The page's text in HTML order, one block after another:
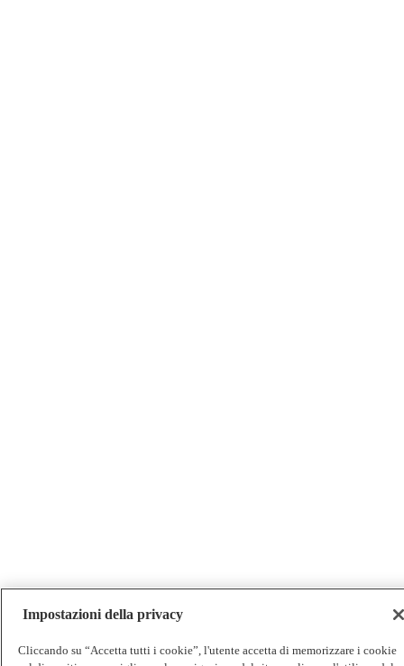
Impostazioni della privacy
Cliccando su “Accetta tutti i cookie”, l'utente accetta di memorizzare i cookie